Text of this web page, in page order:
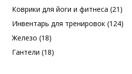
Коврики для йоги и фитнеса (21)
Инвентарь для тренировок (124)
Железо (18)
Гантели (18)